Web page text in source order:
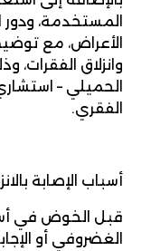
المستخدمة،
الأعراض، مع
وانزلاق الفقرات،
الحميلي –
الفقري.
أسباب الإصابة
قبل الخوض في
الغضروفي أو